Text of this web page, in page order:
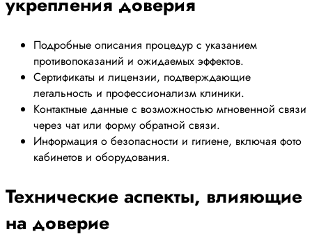
Подробные описания процедур с указанием
противопоказаний и ожидаемых эффектов.
Сертификаты и лицензии, подтверждающие
легальность и профессионализм клиники.
Контактные данные с возможностью мгновенной связи
через чат или форму обратной связи.
Информация о безопасности и гигиене, включая фото
кабинетов и оборудования.
Технические аспекты, влияющие
на доверие